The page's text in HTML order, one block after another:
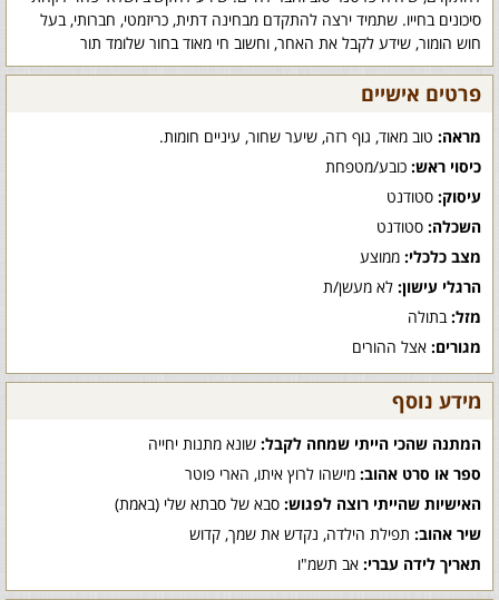
סיכונים בחייו. שתמיד ירצה להתקדם מבחינה דתית, כריזמטי, חברותי, בעל
חוש הומור, שידע לקבל את האחר, וחשוב חי מאוד בחור שלומד תור
פרטים אישיים
מראה: טוב מאוד, גוף רזה, שיער שחור, עיניים חומות.
כיסוי ראש: כובע/מטפחת
עיסוק: סטודנט
השכלה: סטודנט
מצב כלכלי: ממוצע
הרגלי עישון: לא מעשן/ת
מזל: בתולה
מגורים: אצל ההורים
מידע נוסף
המתנה שהכי הייתי שמחה לקבל: שונא מתנות יחייה
ספר או סרט אהוב: מישהו לרוץ איתו, הארי פוטר
האישיות שהייתי רוצה לפגוש: סבא של סבתא שלי (באמת)
שיר אהוב: תפילת הילדה, נקדש את שמך, קדוש
תאריך לידה עברי: אב תשמ"ו